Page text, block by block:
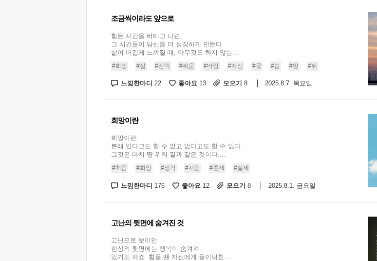
조금씩이라도 앞으로
힘든 시간을 버티고 나면,
그 시간들이 당신을 더 성장하게 만든다.
삶이 버겁게 느껴질 때, 아무것도 하지 않는...
#희망 #삶 #선택 #싸움 #바람 #자신 #몫 #숨 #앞 #뒤
느낌한마디 22 좋아요 13 모으기 8 2025.8.7. 목요일
희망이란
희망이란
본래 있다고도 할 수 없고 없다고도 할 수 없다.
그것은 마치 땅 위의 길과 같은 것이다....
#처음 #희망 #생각 #사람 #존재 #실제
느낌한마디 176 좋아요 12 모으기 8 2025.8.1. 금요일
고난의 뒷면에 숨겨진 것
고난으로 보이던
현상의 뒷면에는 행복이 숨겨져
있기도 하죠. 힘들 땐 자신에게 들이닥친...